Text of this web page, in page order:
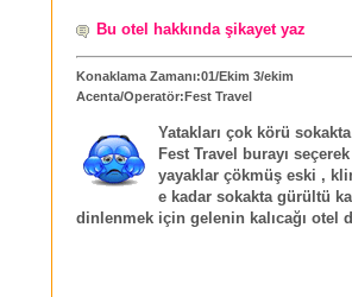
Bu otel hakkında şikayet yaz
Konaklama Zamanı:01/Ekim 3/ekim
Acenta/Operatör:Fest Travel
Yatakları çok körü
Fest Travel burayı
yayaklar çökmüş eski ,
e kadar sokakta gürültü
dinlenmek için gelenin kalıcağı otel